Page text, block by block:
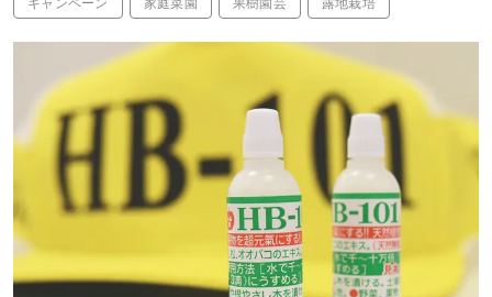
キャンペーン 家庭菜園 果樹園芸 露地栽培